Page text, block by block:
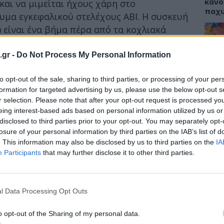
- Do Not Process My Personal Information
opt-out of the sale, sharing to third parties, or processing of your
for targeted advertising by us, please use the below opt-out
selection. Please note that after your opt-out request is processed
interest-based ads based on personal information utilized by us
to third parties prior to your opt-out. You may separately
of your personal information by third parties on the IAB’s list of
This information may also be disclosed by us to third parties on the
Participants that may further disclose it to other third parties.
Data Processing Opt Outs
opt-out of the Sharing of my personal data.
να μιμείται ήχους χάρη στο
εγκεφαλικού στελέχους ΑΒΙ. Η συσκευή
ένα βήμα πέρα από τα κοχλιακά
σε κωφά παιδιά την χαμένη ακοή
μικρότερων παιδιών που
να παρακάμπτει την μη λειτουργική
διέγερση απευθείας στους
Το άτομο φοράει ένα μικρόφωνο στο
οποίο ένας επεξεργαστής μετατρέπει
σε έναν υποδόριο διεγέρτη ο οποίος
καλωδίου σε ηλεκτρόδια χειρουργικών
University of Southern California, η
ότι η μικρή Αντζέλικα θα ακούει
ακούει όπως ένα νεογέννητο και επειδή
ΙΣΑ: